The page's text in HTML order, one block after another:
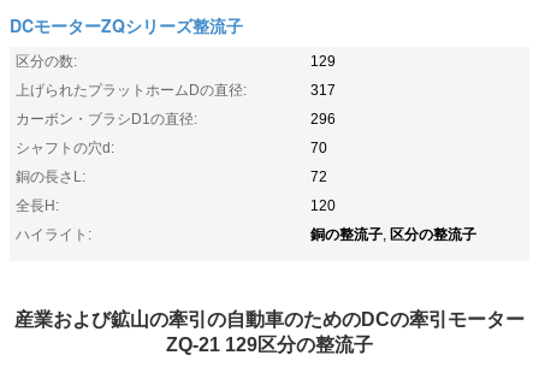
DCモーターZQシリーズ整流子
区分の数:
129
上げられたプラットホームDの直径:
317
カーボン・ブラシD1の直径:
296
シャフトの穴d:
70
銅の長さL:
72
全長H:
120
ハイライト:
銅の整流子, 区分の整流子
産業および鉱山の牽引の自動車のためのDCの牽引モーター
ZQ-21 129区分の整流子